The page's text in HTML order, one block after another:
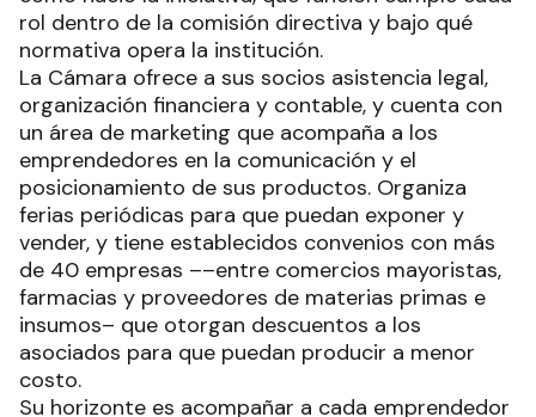
rol dentro de la comisión directiva y bajo qué
normativa opera la institución.
La Cámara ofrece a sus socios asistencia legal,
organización financiera y contable, y cuenta con
un área de marketing que acompaña a los
emprendedores en la comunicación y el
posicionamiento de sus productos. Organiza
ferias periódicas para que puedan exponer y
vender, y tiene establecidos convenios con más
de 40 empresas ––entre comercios mayoristas,
farmacias y proveedores de materias primas e
insumos– que otorgan descuentos a los
asociados para que puedan producir a menor
costo.
Su horizonte es acompañar a cada emprendedor